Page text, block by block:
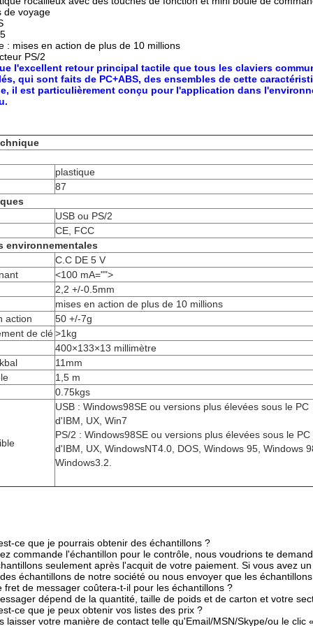
de voyage
: mises en action de plus de 10 millions
PS/2
l'excellent retour principal tactile que tous les claviers
qui sont faits de PC+ABS, des ensembles de cette
il est particulièrement conçu pour l'application dans
plastique
87
USB ou PS/2
CE, FCC
environnementales
C.C DE 5 V
<100 mA="">
2,2 +/-0.5mm
mises en action de plus de 10 millions
action
50 +/-7g
de clé>1kg
400×133×13 millimètre
11mm
1,5 m
0.75kgs
USB : Windows98SE ou versions plus élevées sous le PC
d'IBM, UX, Win7
PS/2 : Windows98SE ou versions plus élevées sous le PC
d'IBM, UX, WindowsNT4.0, DOS, Windows 95, Windows
Windows3.2.
ce que je pourrais obtenir des échantillons ?
commande l'échantillon pour le contrôle, nous voudrions te
seulement après l'acquit de votre paiement. Si vous avez
échantillons de notre société ou nous envoyer que les
fret de messager coûtera-t-il pour les échantillons ?
dépend de la quantité, taille de poids et de carton et votre
ce que je peux obtenir vos listes des prix ?
votre manière de contact telle qu'Email/MSN/Skype/ou le